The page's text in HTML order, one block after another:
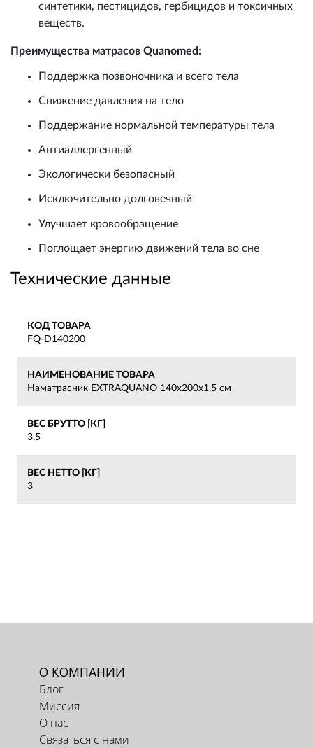
синтетики, пестицидов, гербицидов и токсичных
веществ.
Преимущества матрасов Quanomed:
Поддержка позвоночника и всего тела
Снижение давления на тело
Поддержание нормальной температуры тела
Антиаллергенный
Экологически безопасный
Исключительно долговечный
Улучшает кровообращение
Поглощает энергию движений тела во сне
Технические данные
КОД ТОВАРА
FQ-D140200
НАИМЕНОВАНИЕ ТОВАРА
Наматрасник EXTRAQUANO 140x200х1,5 см
ВЕС БРУТТО [КГ]
3,5
ВЕС НЕТТО [КГ]
3
О КОМПАНИИ
Блог
Миссия
О нас
Связаться с нами